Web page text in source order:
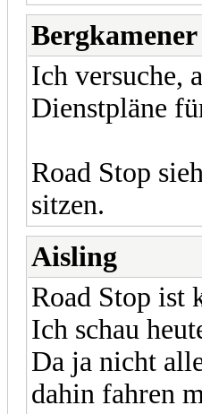
Bergkamener
Ich versuche,
Dienstpläne
Road Stop
sitzen.
Aisling
Road Stop ist
Ich schau
Da ja nicht
dahin fahren